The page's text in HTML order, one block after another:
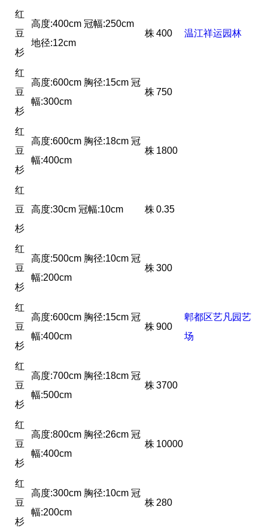
温江祥运园林
红
豆
杉
高度:400cm 冠幅:250cm
地径:12cm
株400
红
豆
杉
高度:600cm 胸径:15cm 冠
幅:300cm
株750
红
豆
杉
高度:600cm 胸径:18cm 冠
幅:400cm
株 1800
红
豆
杉
高度:30cm 冠幅:10cm 株0.35
郫都区艺凡园艺
场
红
豆
杉
高度:500cm 胸径:10cm 冠
幅:200cm
株300
红
豆
杉
高度:600cm 胸径:15cm 冠
幅:400cm
株900
红
豆
杉
高度:700cm 胸径:18cm 冠
幅:500cm
株3700
红
豆
杉
高度:800cm 胸径:26cm 冠
幅:400cm
株 10000
红
豆
杉
高度:300cm 胸径:10cm 冠
幅:200cm
株 280